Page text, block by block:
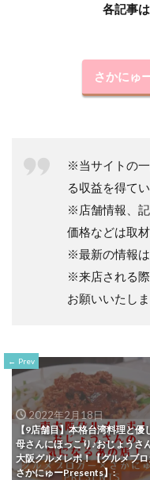
各記事
さかにゅ
※当サイトの
る収益を得て
※店舗情報、記
価格などは取
※最新の情報は
※来店される
お願いいたしま
Prev
2022年2月18日
【9店舗目】本格台湾料理と優
母さんにほっこり♪おじょうさ
大阪グルメレポ！【グルメブ
さかにゅーPresents】: